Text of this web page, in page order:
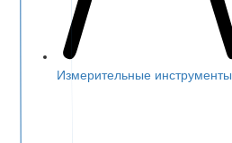
Измерительные инструменты